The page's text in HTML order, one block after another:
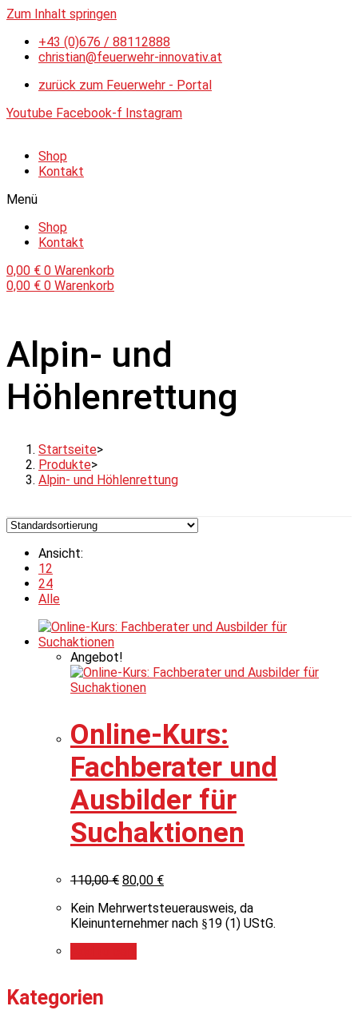
Zum Inhalt springen
+43 (0)676 / 88112888
christian@feuerwehr-innovativ.at
zurück zum Feuerwehr - Portal
Youtube Facebook-f Instagram
Shop
Kontakt
Menü
Shop
Kontakt
0,00 € 0 Warenkorb
0,00 € 0 Warenkorb
Alpin- und
Höhlenrettung
Startseite>
Produkte>
Alpin- und Höhlenrettung
Ansicht:
12
24
Alle
Angebot!
Online-Kurs:
Fachberater und
Ausbilder für
Suchaktionen
110,00€ 80,00 €
Kein Mehrwertsteuerausweis, da
Kleinunternehmer nach §19 (1) UStG.
Kategorien